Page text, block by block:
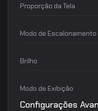
Proporção da Tela
Modo de Escalonamento
Brilho
Modo de Exibição
Configurações